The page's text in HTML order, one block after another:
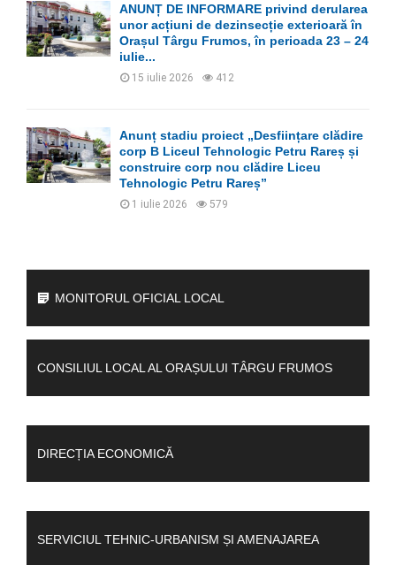
ANUNȚ DE INFORMARE privind derularea
unor acțiuni de dezinsecție exterioară în
Orașul Târgu Frumos, în perioada 23 – 24
iulie...
15 iulie 2026 412
Anunț stadiu proiect „Desființare clădire
corp B Liceul Tehnologic Petru Rareș și
construire corp nou clădire Liceu
Tehnologic Petru Rareș”
1 iulie 2026 579
MONITORUL OFICIAL LOCAL
CONSILIUL LOCAL AL ORAȘULUI TÂRGU FRUMOS
DIRECȚIA ECONOMICĂ
SERVICIUL TEHNIC-URBANISM ȘI AMENAJAREA